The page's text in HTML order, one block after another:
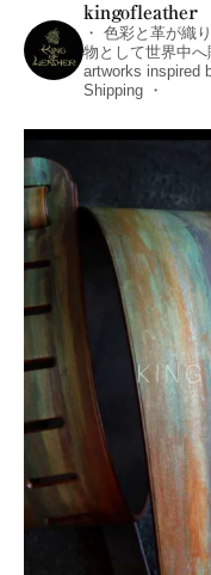
kingofleather
・ 色彩と革が織
物として世界中へ
artworks inspired
Shipping ・